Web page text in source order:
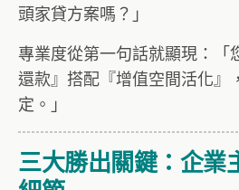
頭家貸方案嗎？」
專業度從第一句話就顯現：「
還款』搭配『增值空間活化』
定。」
三大勝出關鍵：企業